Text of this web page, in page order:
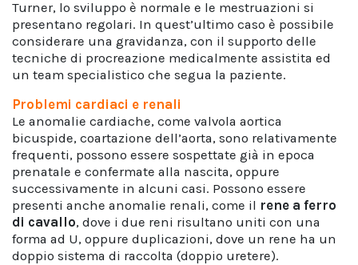
Turner, lo sviluppo è normale e le mestruazioni si
presentano regolari. In quest’ultimo caso è possibile
considerare una gravidanza, con il supporto delle
tecniche di procreazione medicalmente assistita ed
un team specialistico che segua la paziente.
Problemi cardiaci e renali
Le anomalie cardiache, come valvola aortica
bicuspide, coartazione dell’aorta, sono relativamente
frequenti, possono essere sospettate già in epoca
prenatale e confermate alla nascita, oppure
successivamente in alcuni casi. Possono essere
presenti anche anomalie renali, come il rene a ferro
di cavallo, dove i due reni risultano uniti con una
forma ad U, oppure duplicazioni, dove un rene ha un
doppio sistema di raccolta (doppio uretere).